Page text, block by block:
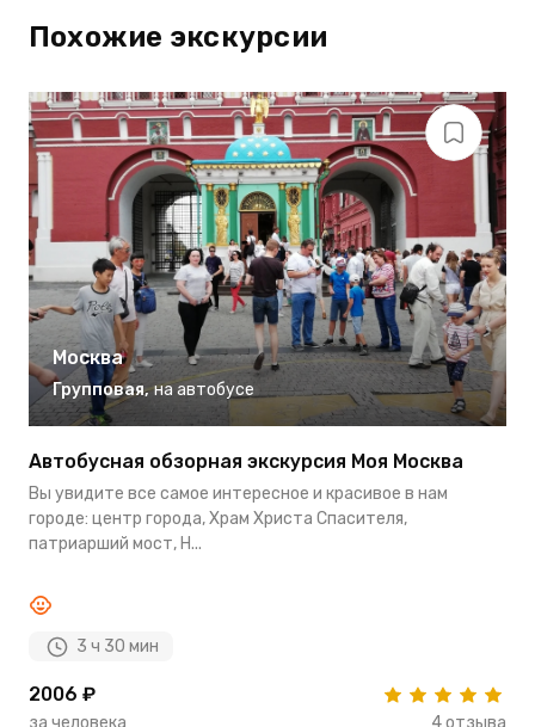
Похожие экскурсии
Москва
Групповая, на автобусе
Автобусная обзорная экскурсия Моя Москва
Вы увидите все самое интересное и красивое в нам
городе: центр города, Храм Христа Спасителя,
патриарший мост, Н...
3 ч 30 мин
2006 ₽
за человека 4 отзыва